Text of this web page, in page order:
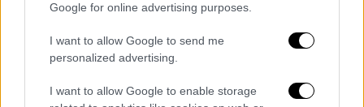
Google for online advertising purposes.
I want to allow Google to send me
personalized advertising.
I want to allow Google to enable storage
Για το τι θα πει στους παίκτες του σε σχέση
με τα άλλα εκτός έδρας ματς στην Ευρώπη
και πως θα τους πείσει να διατηρήσουν την